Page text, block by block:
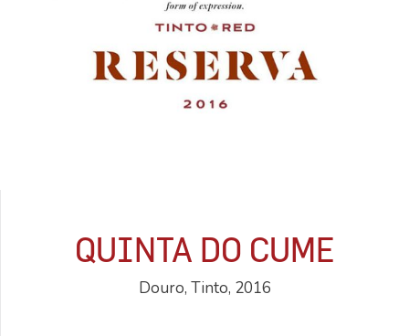
QUINTA DO CUME
Douro, Tinto, 2016